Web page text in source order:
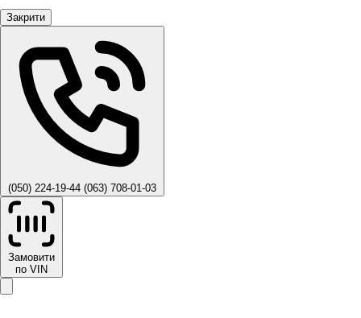
Закрити
(050) 224-19-44 (063) 708-01-03
Замовити
по VIN